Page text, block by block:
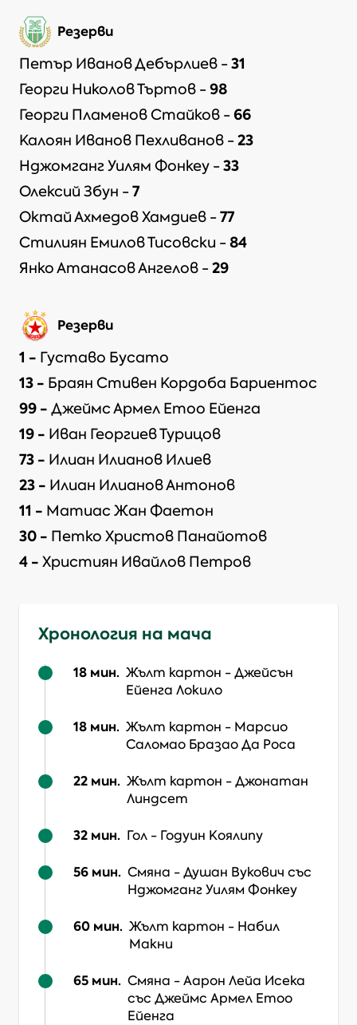
Резерви
Петър Иванов Дебърлиев -31
Георги Николов Търтов -98
Георги Пламенов Стайков -66
Калоян Иванов Пехливанов -23
Нджомганг Уилям Фонкеу -33
Олексий Збун -7
Октай Ахмедов Хамдиев -77
Стилиян Емилов Тисовски -84
Янко Атанасов Ангелов -29
Резерви
1 - Густаво Бусато
13 - Браян Стивен Кордоба Бариентос
99 - Джеймс Армел Етоо Ейенга
19 - Иван Георгиев Турицов
73 - Илиан Илианов Илиев
23 - Илиан Илианов Антонов
11 - Матиас Жан Фаетон
30 - Петко Христов Панайотов
4 - Християн Ивайлов Петров
Хронология на мача
18 мин. Жълт картон -Джейсън
Ейенга Локило
18 мин. Жълт картон - Марсио
Саломао Бразао Да Роса
22 мин. Жълт картон -Джонатан
Линдсет
32 мин. Гол - Годуин Коялипу
56 мин. Смяна -Душан Вукович със
Нджомганг Уилям Фонкеу
60 мин. Жълт картон - Набил
Макни
65 мин. Смяна -Аарон Лейа Исека
със Джеймс Армел Етоо
Ейенга